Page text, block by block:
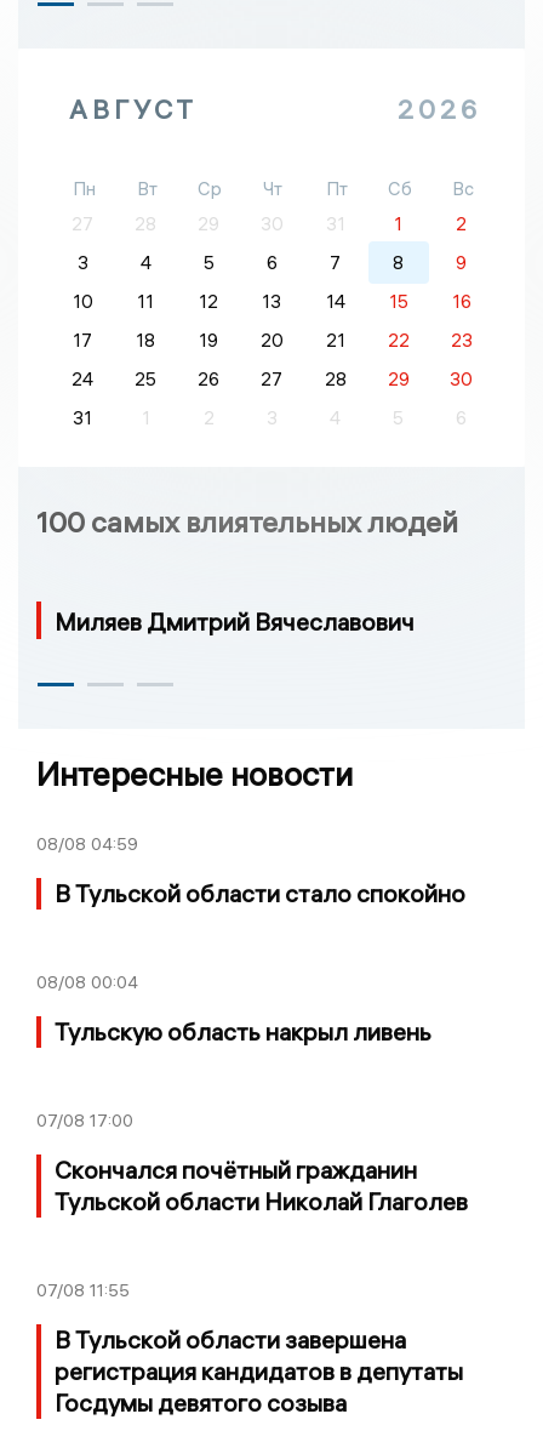
АВГУСТ 2026
Пн Вт Ср Чт Пт Сб
Вс
27
28 29 30 31 1
2
3
4 5 6 7 8
9
10
11 12 13 14 15
16
17
18 19 20 21 22
23
24
25 26 27 28 29
30
31
1 2 3 4 5 6
100 самых влиятельных людей
Миляев Дмитрий Вячеславович
Интересные новости
08/08 04:59
В Тульской области стало спокойно
08/08 00:04
Тульскую область накрыл ливень
07/08 17:00
Скончался почётный гражданин
Тульской области Николай Глаголев
07/08 11:55
В Тульской области завершена
регистрация кандидатов в депутаты
Госдумы девятого созыва